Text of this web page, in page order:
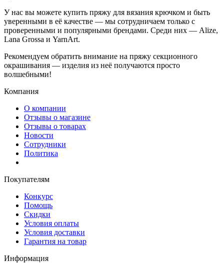
У нас вы можете купить пряжу для вязания крючком и быть
уверенными в её качестве — мы сотрудничаем только с
проверенными и популярными брендами. Среди них — Alize,
Lana Grossa и YarnArt.
Рекомендуем обратить внимание на пряжу секционного
окрашивания — изделия из неё получаются просто
волшебными!
Компания
О компании
Отзывы о магазине
Отзывы о товарах
Новости
Сотрудники
Политика
Покупателям
Конкурс
Помощь
Скидки
Условия оплаты
Условия доставки
Гарантия на товар
Информация